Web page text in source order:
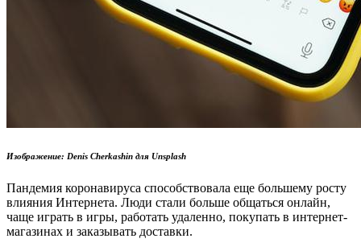
Изображение: Denis Cherkashin для Unsplash
Пандемия коронавируса способствовала еще большему росту
влияния Интернета. Люди стали больше общаться онлайн,
чаще играть в игры, работать удаленно, покупать в интернет-
магазинах и заказывать доставки.